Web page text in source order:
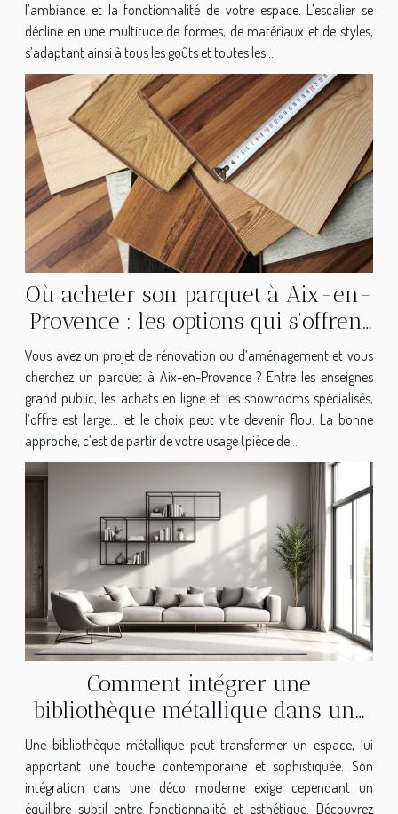
l’ambiance et la fonctionnalité de votre espace. L’escalier se
décline en une multitude de formes, de matériaux et de styles,
s’adaptant ainsi à tous les goûts et toutes les...
Où acheter son parquet à Aix-en-
Provence : les options qui s'offrent
à vous
Vous avez un projet de rénovation ou d’aménagement et vous
cherchez un parquet à Aix-en-Provence ? Entre les enseignes
grand public, les achats en ligne et les showrooms spécialisés,
l’offre est large… et le choix peut vite devenir flou. La bonne
approche, c’est de partir de votre usage (pièce de...
Comment intégrer une
bibliothèque métallique dans une
déco moderne ?
Une bibliothèque métallique peut transformer un espace, lui
apportant une touche contemporaine et sophistiquée. Son
intégration dans une déco moderne exige cependant un
équilibre subtil entre fonctionnalité et esthétique. Découvrez